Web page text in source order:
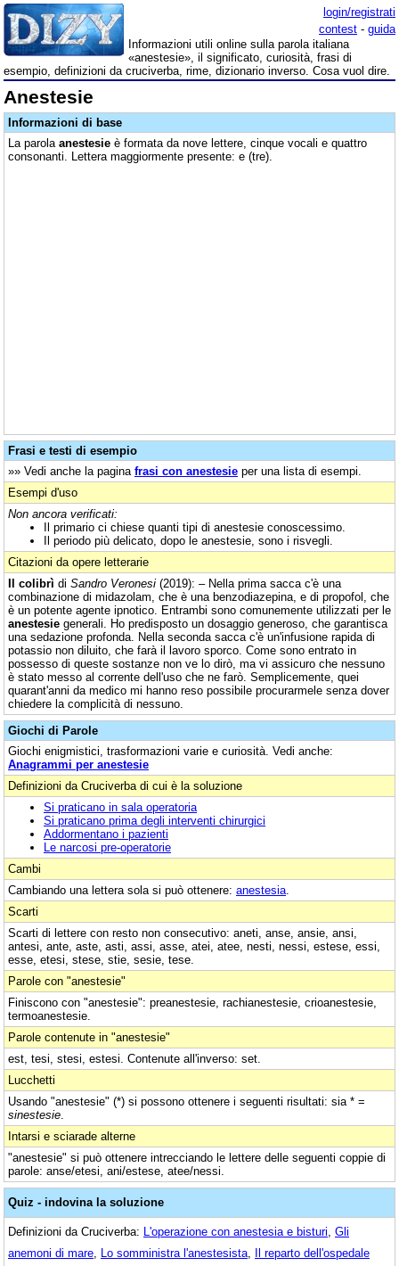
login/registrati
contest - guida
Informazioni utili online sulla parola italiana
«anestesie», il significato, curiosità, frasi di
esempio, definizioni da cruciverba, rime, dizionario inverso. Cosa vuol dire.
Anestesie
Informazioni di base
La parola anestesie è formata da nove lettere, cinque vocali e quattro
consonanti. Lettera maggiormente presente: e (tre).
Frasi e testi di esempio
»» Vedi anche la pagina frasi con anestesie per una lista di esempi.
Esempi d'uso
Non ancora verificati:
Il primario ci chiese quanti tipi di anestesie conoscessimo.
Il periodo più delicato, dopo le anestesie, sono i risvegli.
Citazioni da opere letterarie
Il colibrì di Sandro Veronesi (2019): – Nella prima sacca c'è una
combinazione di midazolam, che è una benzodiazepina, e di propofol, che
è un potente agente ipnotico. Entrambi sono comunemente utilizzati per le
anestesie generali. Ho predisposto un dosaggio generoso, che garantisca
una sedazione profonda. Nella seconda sacca c'è un'infusione rapida di
potassio non diluito, che farà il lavoro sporco. Come sono entrato in
possesso di queste sostanze non ve lo dirò, ma vi assicuro che nessuno
è stato messo al corrente dell'uso che ne farò. Semplicemente, quei
quarant'anni da medico mi hanno reso possibile procurarmele senza dover
chiedere la complicità di nessuno.
Giochi di Parole
Giochi enigmistici, trasformazioni varie e curiosità. Vedi anche:
Anagrammi per anestesie
Definizioni da Cruciverba di cui è la soluzione
Si praticano in sala operatoria
Si praticano prima degli interventi chirurgici
Addormentano i pazienti
Le narcosi pre-operatorie
Cambi
Cambiando una lettera sola si può ottenere: anestesia
Scarti
Scarti di lettere con resto non consecutivo: aneti, anse, ansie, ansi,
antesi, ante, aste, asti, assi, asse, atei, atee, nesti, nessi, estese, essi,
esse, etesi, stese, stie, sesie, tese.
Parole con "anestesie"
Finiscono con "anestesie": preanestesie, rachianestesie, crioanestesie,
termoanestesie.
Parole contenute in "anestesie"
est, tesi, stesi, estesi. Contenute all'inverso: set.
Lucchetti
Usando "anestesie" (*) si possono ottenere i seguenti risultati: sia * =
sinestesie
Intarsi e sciarade alterne
"anestesie" si può ottenere intrecciando le lettere delle seguenti coppie di
parole: anse/etesi, ani/estese, atee/nessi.
Quiz - indovina la soluzione
Definizioni da Cruciverba: L'operazione con anestesia e bisturi Gli
anemoni di mare Lo somministra l'anestesista Il reparto dell'ospedale